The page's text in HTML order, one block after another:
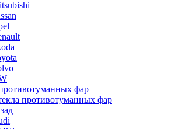
фар
противотуманных фар